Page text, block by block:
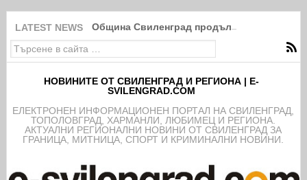
LATEST NEWS Община Свиленград продължава
НОВИНИТЕ ОТ СВИЛЕНГРАД И РЕГИОНА | E-
SVILENGRAD.COM
EЛЕКТРОНЕН ИНФОРМАЦИОНЕН ПОРТАЛ НА СВИЛЕНГРАД,
ТОПОЛОВГРАД, ХАРМАНЛИ, ЛЮБИМЕЦ И РЕГИОНА.
АКТУАЛНИ РЕГИОНАЛНИ НОВИНИ ОТ СВИЛЕНГРАД ЗА
ГРАНИЦА, МИТНИЦА, СПОРТ И КРИМИНАЛНИ НОВИНИ.